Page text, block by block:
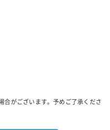
合がございます。予めご了承くださ